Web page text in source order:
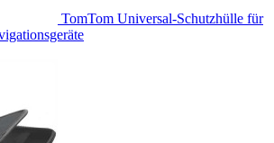
TomTom Universal-Schutzhülle für